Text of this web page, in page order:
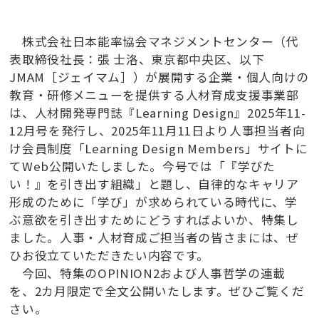
株式会社日本能率協会マネジメントセンター（代
表取締役社長：張 士洛、東京都中央区、以下
JMAM［ジェイマム］）が展開する企業・個人向けの
教育・研修メニューを提供する人材育成支援事業部
は、人材開発専門誌『Learning Design』2025年11-
12月号を発行し、2025年11月11日より人事担当者向
け会員制度「Learning Design Members」サイトに
てWeb公開いたしました。今号では「『学びた
い！』を引き出す組織」と題し、自律的なキャリア
形成のために「学び」が求められている時代に、学
ぶ意欲を引き出すためにどうすればよいか、特集し
ました。人事・人材育成ご担当者の皆さまには、ぜ
ひお役立ていただきたい内容です。
今回、特集のOPINION2および人事哲学の連載
を、2カ月限定で全文公開いたします。ぜひご覧くだ
さい。